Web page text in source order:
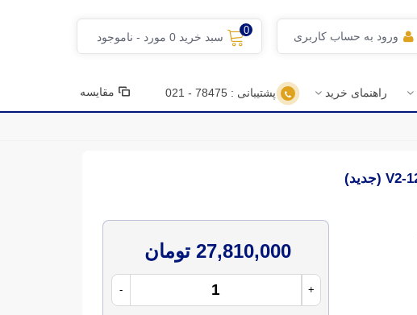
ورود به حساب کاربری
0
سبد خرید 0 مورد - ناموجود
راهنمای خرید پشتیبانی : 78475 - 021 مقایسه
27,810,000 تومان
- +